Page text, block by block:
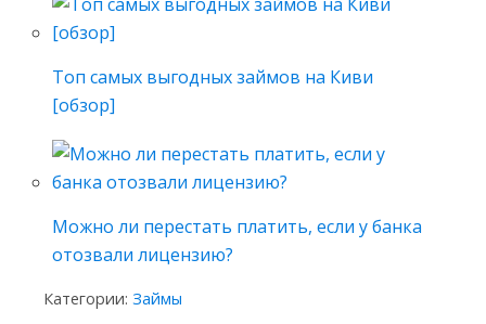
Топ самых выгодных займов на Киви
[обзор]
Можно ли перестать платить, если у банка
отозвали лицензию?
Категории: Займы